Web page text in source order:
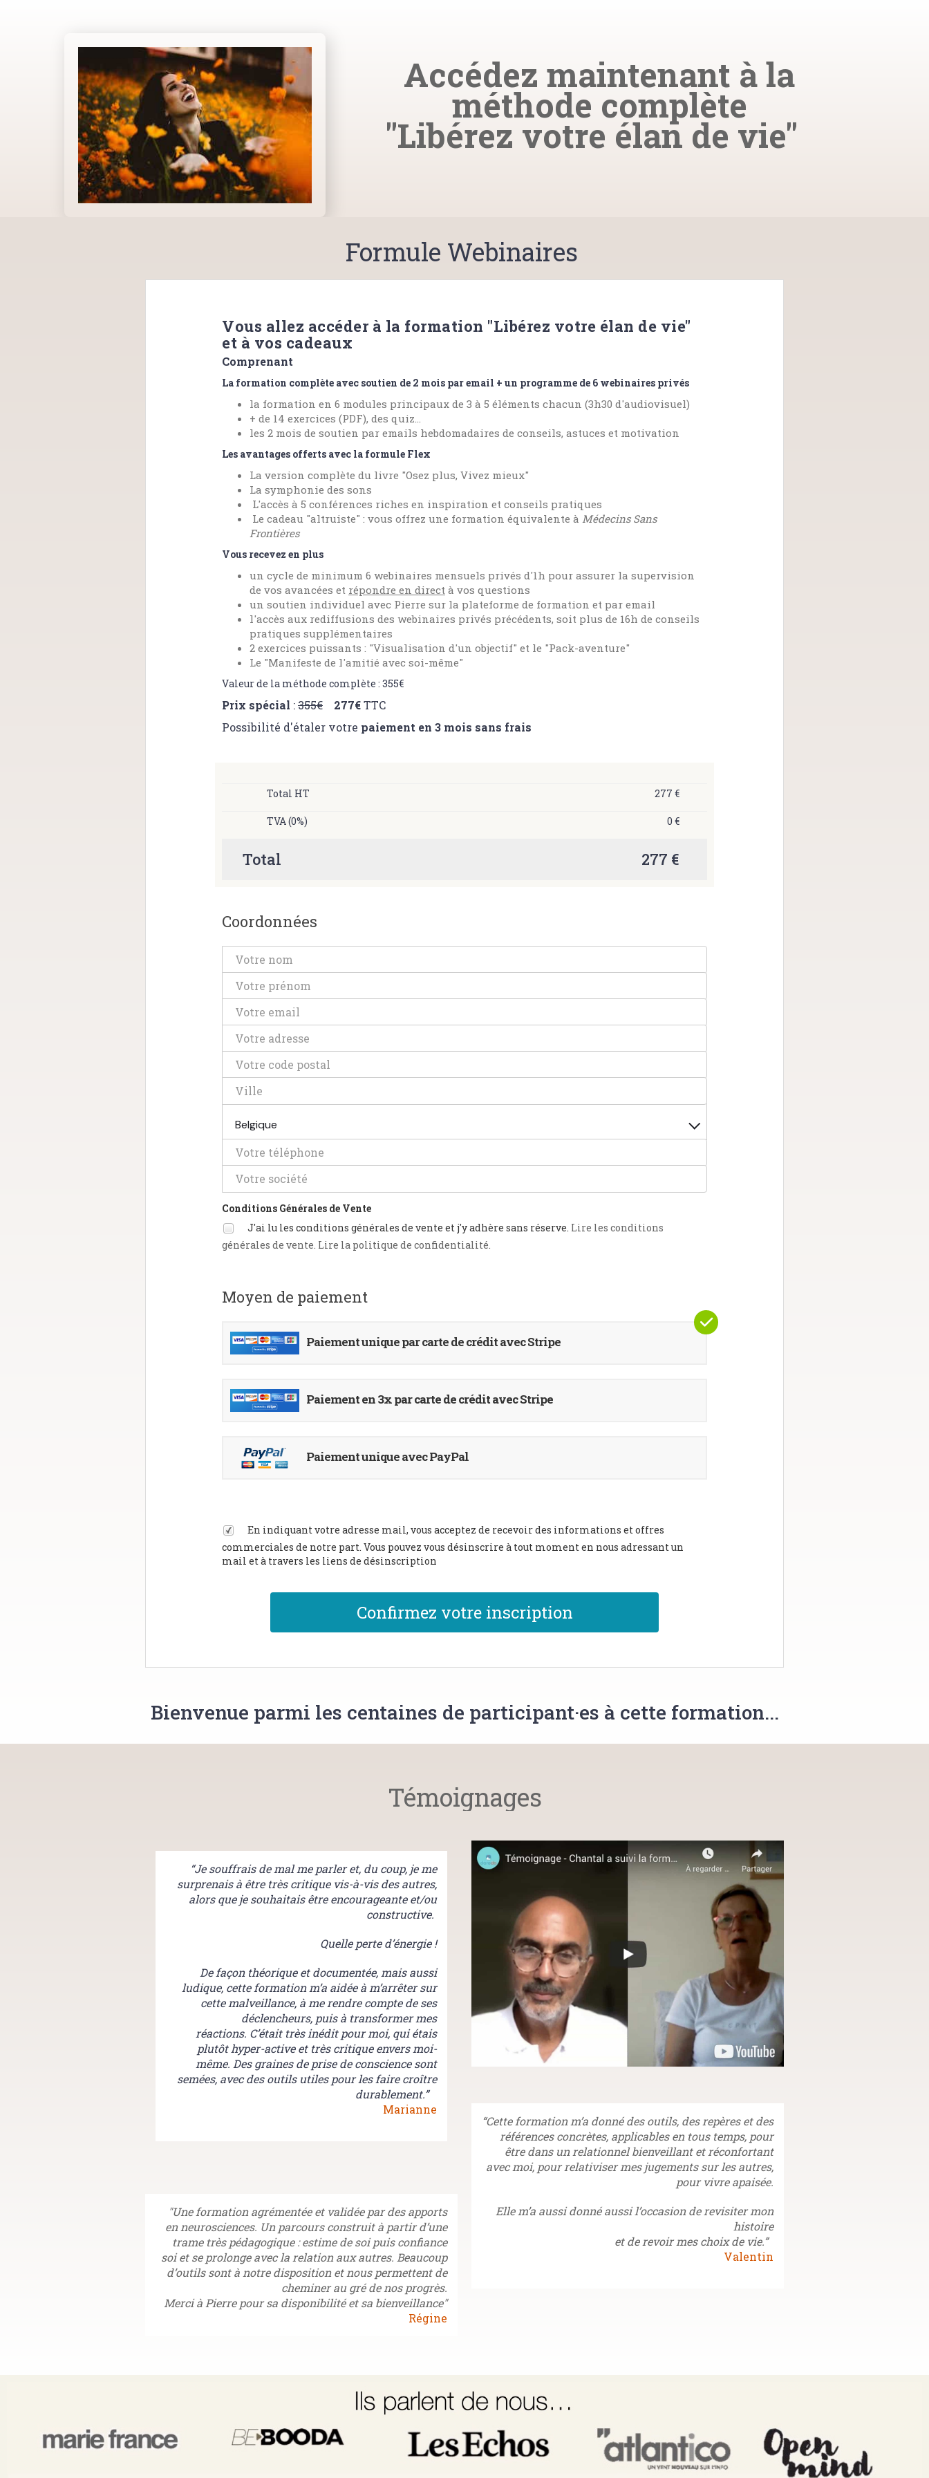
Accédez maintenant à la
méthode complète
"Libérez votre élan de vie"
Formule Webinaires
Vous allez accéder à la formation "Libérez votre élan de vie"
et à vos cadeaux
Comprenant
La formation complète avec soutien de 2 mois par email + un programme de 6 webinaires privés
la formation en 6 modules principaux de 3 à 5 éléments chacun (3h30 d'audiovisuel)
+ de 14 exercices (PDF), des quiz...
les 2 mois de soutien par emails hebdomadaires de conseils, astuces et motivation
Les avantages offerts avec la formule Flex
La version complète du livre "Osez plus, Vivez mieux"
La symphonie des sons
L'accès à 5 conférences riches en inspiration et conseils pratiques
Le cadeau "altruiste" : vous offrez une formation équivalente à Médecins Sans
Frontières
Vous recevez en plus
un cycle de minimum 6 webinaires mensuels privés d'1h pour assurer la supervision
de vos avancées et répondre en direct à vos questions
un soutien individuel avec Pierre sur la plateforme de formation et par email
l'accès aux rediffusions des webinaires privés précédents, soit plus de 16h de conseils
pratiques supplémentaires
2 exercices puissants : "Visualisation d'un objectif" et le "Pack-aventure"
Le "Manifeste de l'amitié avec soi-même"
Valeur de la méthode complète : 355€
Prix spécial :355€ 277€TTC
Possibilité d'étaler votre paiement en 3 mois sans frais
Total HT 277 €
TVA (0%) 0 €
Total 277 €
Coordonnées
Belgique
Conditions Générales de Vente
J'ai lu les conditions générales de vente et j'y adhère sans réserve. Lire les conditions
générales de vente. Lire la politique de confidentialité.
Moyen de paiement
Paiement unique par carte de crédit avec Stripe
Paiement en 3x par carte de crédit avec Stripe
Paiement unique avec PayPal
En indiquant votre adresse mail, vous acceptez de recevoir des informations et offres
commerciales de notre part. Vous pouvez vous désinscrire à tout moment en nous adressant un
mail et à travers les liens de désinscription
Confirmez votre inscription
Bienvenue parmi les centaines de participant·es à cette formation...
Témoignages
“Je souffrais de mal me parler et, du coup, je me
surprenais à être très critique vis-à-vis des autres,
alors que je souhaitais être encourageante et/ou
constructive.
Quelle perte d’énergie !
De façon théorique et documentée, mais aussi
ludique, cette formation m’a aidée à m’arrêter sur
cette malveillance, à me rendre compte de ses
déclencheurs, puis à transformer mes
réactions. C’était très inédit pour moi, qui étais
plutôt hyper-active et très critique envers moi-
même. Des graines de prise de conscience sont
semées, avec des outils utiles pour les faire croître
durablement.”
Marianne
"Une formation agrémentée et validée par des apports
en neurosciences. Un parcours construit à partir d’une
trame très pédagogique : estime de soi puis confiance
soi et se prolonge avec la relation aux autres. Beaucoup
d’outils sont à notre disposition et nous permettent de
cheminer au gré de nos progrès.
Merci à Pierre pour sa disponibilité et sa bienveillance"
Régine
“Cette formation m’a donné des outils, des repères et des
références concrètes, applicables en tous temps, pour
être dans un relationnel bienveillant et réconfortant
avec moi, pour relativiser mes jugements sur les autres,
pour vivre apaisée.
Elle m’a aussi donné aussi l’occasion de revisiter mon
histoire
et de revoir mes choix de vie.”
Valentin